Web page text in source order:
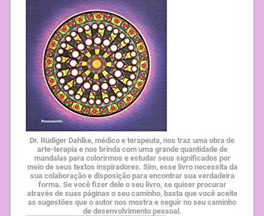
Dr. Rüdiger Dahlke, médico e terapeuta, nos traz uma obra de
arte-terapia e nos brinda com uma grande quantidade de
mandalas para colorirmos e estudar seus significados por
meio de seus textos inspiradores. Sim, esse livro necessita da
sua colaboração e disposição para encontrar sua verdadeira
forma. Se você fizer dele o seu livro, se quiser procurar
através de suas páginas o seu caminho, basta que você aceite
as sugestões que o autor nos mostra e seguir no seu caminho
de desenvolvimento pessoal.